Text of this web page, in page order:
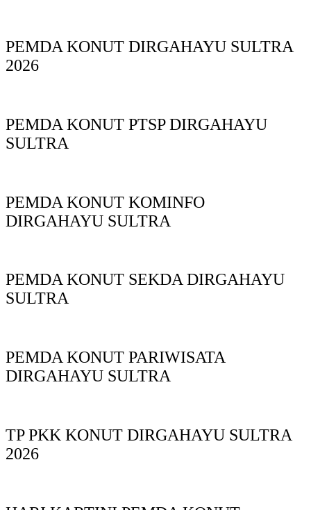
PEMDA KONUT DIRGAHAYU SULTRA
2026
PEMDA KONUT PTSP DIRGAHAYU
SULTRA
PEMDA KONUT KOMINFO
DIRGAHAYU SULTRA
PEMDA KONUT SEKDA DIRGAHAYU
SULTRA
PEMDA KONUT PARIWISATA
DIRGAHAYU SULTRA
TP PKK KONUT DIRGAHAYU SULTRA
2026